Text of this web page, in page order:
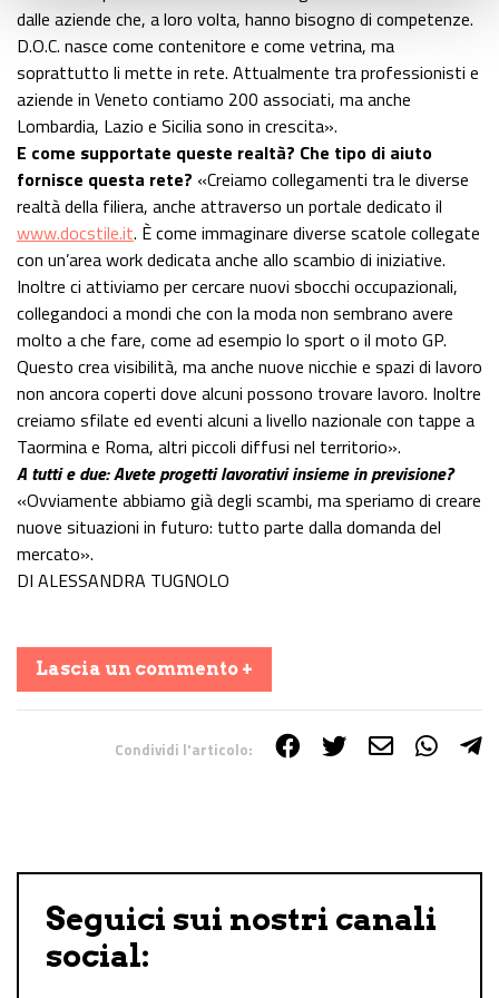
dalle aziende che, a loro volta, hanno bisogno di competenze.
D.O.C. nasce come contenitore e come vetrina, ma
soprattutto li mette in rete. Attualmente tra professionisti e
aziende in Veneto contiamo 200 associati, ma anche
Lombardia, Lazio e Sicilia sono in crescita».
E come supportate queste realtà? Che tipo di aiuto
fornisce questa rete? «Creiamo collegamenti tra le diverse
realtà della filiera, anche attraverso un portale dedicato il
www.docstile.it. È come immaginare diverse scatole collegate
con un’area work dedicata anche allo scambio di iniziative.
Inoltre ci attiviamo per cercare nuovi sbocchi occupazionali,
collegandoci a mondi che con la moda non sembrano avere
molto a che fare, come ad esempio lo sport o il moto GP.
Questo crea visibilità, ma anche nuove nicchie e spazi di lavoro
non ancora coperti dove alcuni possono trovare lavoro. Inoltre
creiamo sfilate ed eventi alcuni a livello nazionale con tappe a
Taormina e Roma, altri piccoli diffusi nel territorio».
A tutti e due: Avete progetti lavorativi insieme in previsione?
«Ovviamente abbiamo già degli scambi, ma speriamo di creare
nuove situazioni in futuro: tutto parte dalla domanda del
mercato».
DI ALESSANDRA TUGNOLO
Lascia un commento +
Condividi l'articolo:
Seguici sui nostri canali
social: